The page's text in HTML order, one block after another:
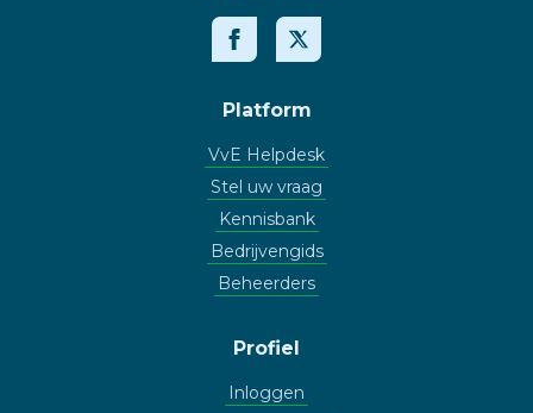
Platform
VvE Helpdesk
Stel uw vraag
Kennisbank
Bedrijvengids
Beheerders
Profiel
Inloggen